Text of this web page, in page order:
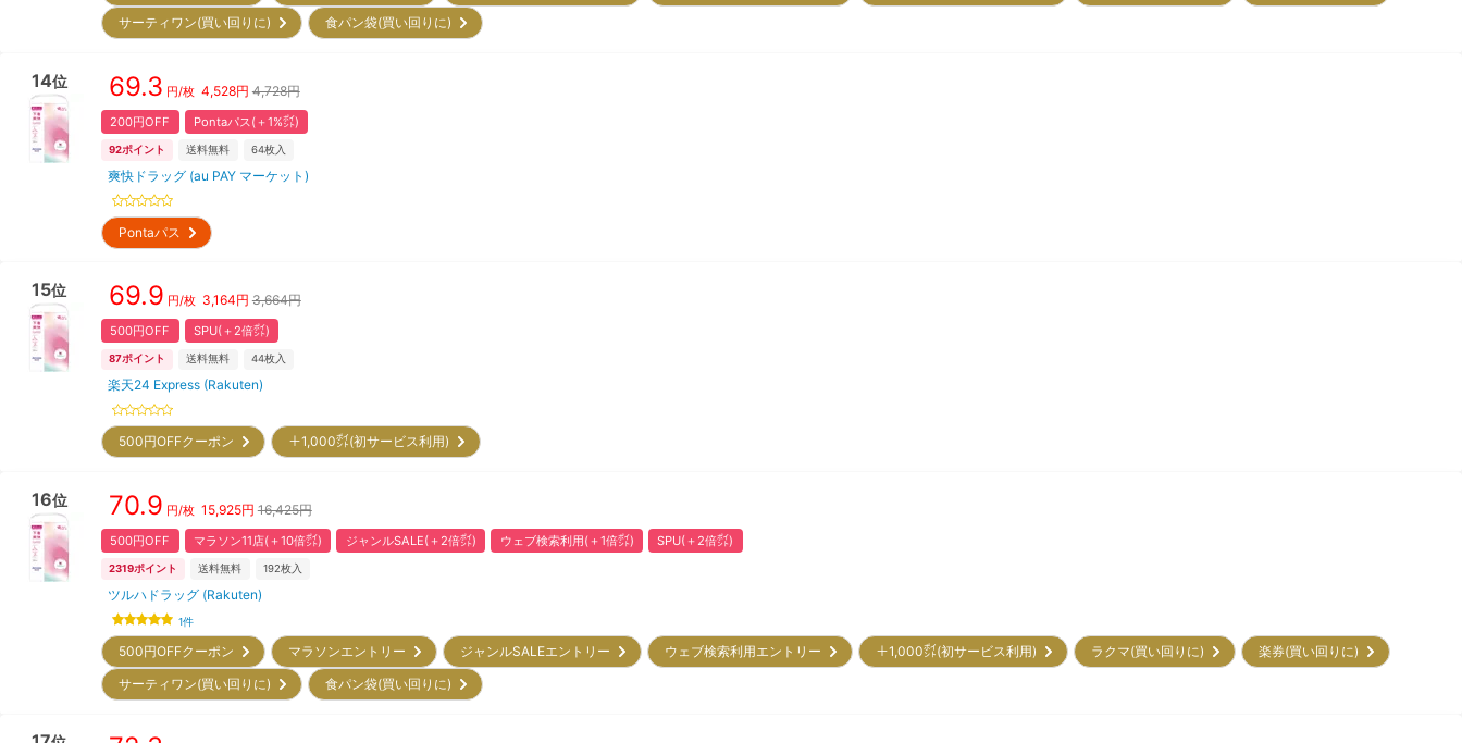
サーティワン(買い回りに)
食パン袋(買い回りに)
14位 69.3 円/枚 4,528円 4,728円
200円OFF Pontaパス(＋1%㌽)
92ポイント 送料無料 64枚入
爽快ドラッグ (au PAY マーケット)
Pontaパス
15位 69.9 円/枚 3,164円 3,664円
500円OFF SPU(＋2倍㌽)
87ポイント 送料無料 44枚入
楽天24 Express (Rakuten)
500円OFFクーポン ＋1,000㌽(初サービス利用)
16位 70.9 円/枚 15,925円 16,425円
500円OFF マラソン11店(＋10倍㌽) ジャンルSALE(＋2倍㌽) ウェブ検索利用(＋1倍㌽) SPU(＋2倍㌽)
2319ポイント 送料無料 192枚入
ツルハドラッグ (Rakuten)
1件
500円OFFクーポン マラソンエントリー ジャンルSALEエントリー ウェブ検索利用エントリー ＋1,000㌽(初サービス利用) ラクマ(買い回りに)
楽券(買い回りに)
サーティワン(買い回りに)
食パン袋(買い回りに)